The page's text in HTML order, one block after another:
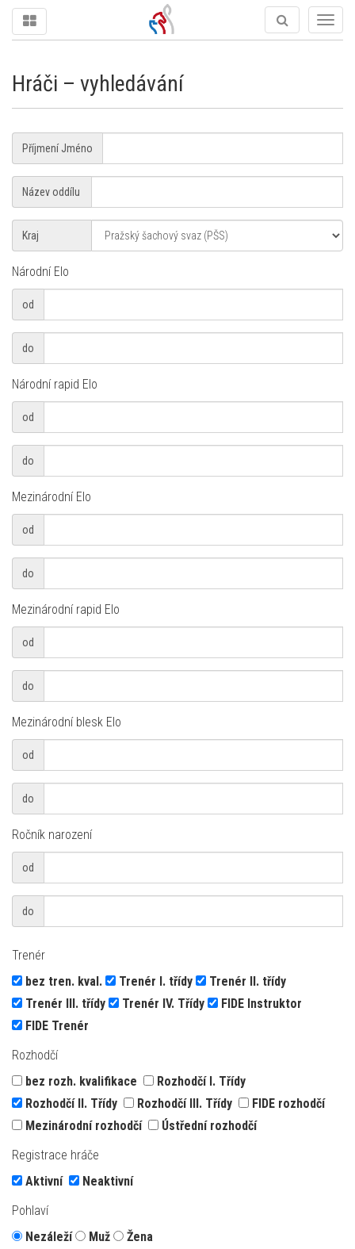
Hráči – vyhledávání
Jméno
hráče
Příjmení Jméno
Název
oddílu
Název oddílu
Kraj
Kraj
Národní Elo
od
do
Národní rapid Elo
od
do
Mezinárodní Elo
od
do
Mezinárodní rapid Elo
od
do
Mezinárodní blesk Elo
od
do
Ročník narození
od
do
Trenér
bez tren. kval.
Trenér I. třídy
Trenér II. třídy
Trenér III. třídy
Trenér IV. Třídy
FIDE Instruktor
FIDE Trenér
Rozhodčí
bez rozh. kvalifikace
Rozhodčí I. Třídy
Rozhodčí II. Třídy
Rozhodčí III. Třídy
FIDE rozhodčí
Mezinárodní rozhodčí
Ústřední rozhodčí
Registrace hráče
Aktivní
Neaktivní
Pohlaví
Nezáleží
Muž
Žena